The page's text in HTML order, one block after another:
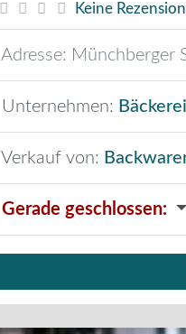
Keine
Adresse: Münchberger
Unternehmen: Bäckerei
Verkauf von:
Gerade geschlossen: